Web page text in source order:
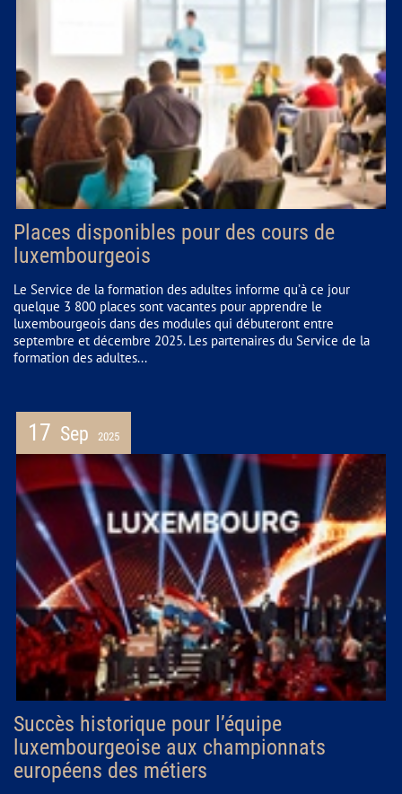
Places disponibles pour des cours de
luxembourgeois
Le Service de la formation des adultes informe qu’à ce jour
quelque 3 800 places sont vacantes pour apprendre le
luxembourgeois dans des modules qui débuteront entre
septembre et décembre 2025. Les partenaires du Service de la
formation des adultes...
17 Sep 2025
Succès historique pour l’équipe
luxembourgeoise aux championnats
européens des métiers